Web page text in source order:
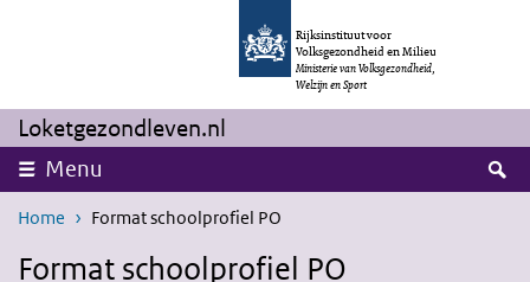
Overslaan en naar de inhoud gaan
Rijksinstituut voor
Volksgezondheid en Milieu
Ministerie van Volksgezondheid,
Welzijn en Sport
Loketgezondleven.nl
Menu
Home Format schoolprofiel PO
Format schoolprofiel PO